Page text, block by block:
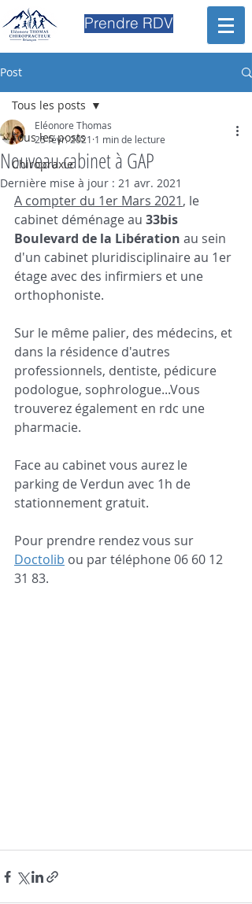
Prendre RDV
Post
Tous les posts
Chiropraxie
Tous les posts
Nouveau cabinet à GAP
Eléonore Thomas
25 févr. 2021 1 min de lecture
Dernière mise à jour : 21 avr. 2021
A compter du 1er Mars 2021, le
cabinet déménage au 33bis
Boulevard de la Libération au sein
d'un cabinet pluridisciplinaire au 1er
étage avec des infirmiers et une
orthophoniste.
Sur le même palier, des médecins, et
dans la résidence d'autres
professionnels, dentiste, pédicure
podologue, sophrologue...Vous
trouverez également en rdc une
pharmacie.
Face au cabinet vous aurez le
parking de Verdun avec 1h de
stationnement gratuit.
Pour prendre rendez vous sur
Doctolib ou par téléphone 06 60 12
31 83.